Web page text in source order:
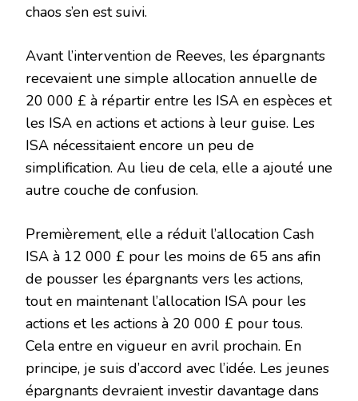
chaos s’en est suivi.
Avant l’intervention de Reeves, les épargnants
recevaient une simple allocation annuelle de
20 000 £ à répartir entre les ISA en espèces et
les ISA en actions et actions à leur guise. Les
ISA nécessitaient encore un peu de
simplification. Au lieu de cela, elle a ajouté une
autre couche de confusion.
Premièrement, elle a réduit l’allocation Cash
ISA à 12 000 £ pour les moins de 65 ans afin
de pousser les épargnants vers les actions,
tout en maintenant l’allocation ISA pour les
actions et les actions à 20 000 £ pour tous.
Cela entre en vigueur en avril prochain. En
principe, je suis d’accord avec l’idée. Les jeunes
épargnants devraient investir davantage dans